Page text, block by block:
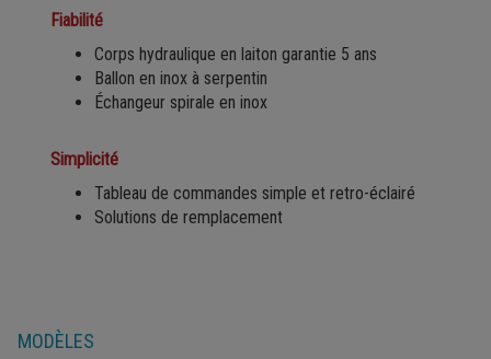
Fiabilité
Corps hydraulique en laiton garantie 5 ans
Ballon en inox à serpentin
Échangeur spirale en inox
Simplicité
Tableau de commandes simple et retro-éclairé
Solutions de remplacement
MODÈLES